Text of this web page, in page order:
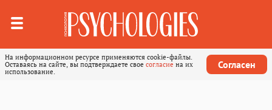
На информационном ресурсе применяются cookie-файлы.
Оставаясь на сайте, вы подтверждаете свое согласие на их
использование.
Согласен